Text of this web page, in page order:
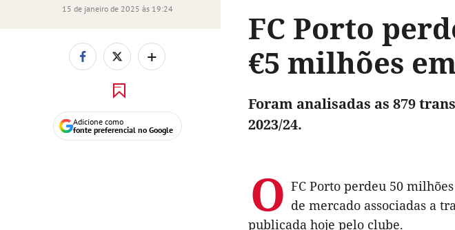
FC Porto
€5 milhões
15 de janeiro de 2025 às 19:24
+
Adicione como
fonte preferencial no Google
Foram analisadas as 879
2023/24.
O FC Porto perdeu 50
de mercado associadas a
publicada hoje pelo clube.